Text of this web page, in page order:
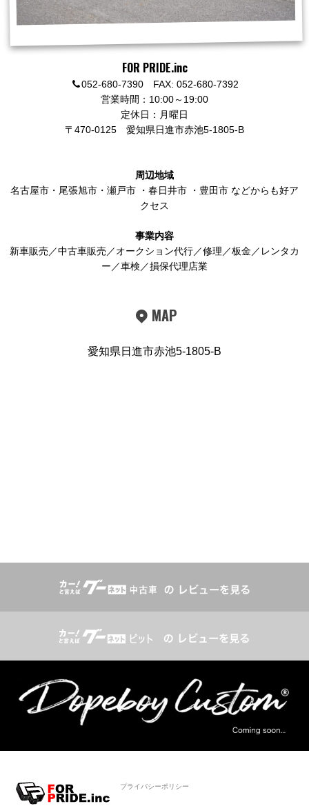
FOR PRIDE.inc
052-680-7390 FAX: 052-680-7392
営業時間：10:00～19:00
定休日：月曜日
〒470-0125 愛知県日進市赤池5-1805-B
周辺地域
名古屋市 ・ 尾張旭市 ・ 瀬戸市 ・ 春日井市 ・ 豊田市 などからも好ア
クセス
事業内容
新車販売／中古車販売／オークション代行／修理／板金／レンタカ
ー／車検／損保代理店業
MAP
愛知県日進市赤池5-1805-B
プライバシーポリシー